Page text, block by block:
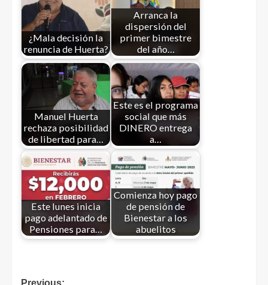
¿Mala decisión la
renuncia de Huerta?
Arranca la
dispersión del
primer bimestre
del año…
Manuel Huerta
rechaza posibilidad
de libertad para…
Este es el programa
social que más
DINERO entrega
a…
Este lunes inicia
pago adelantado de
Pensiones para…
Comienza hoy pago
de pensión de
Bienestar a los
abuelitos
Previous: